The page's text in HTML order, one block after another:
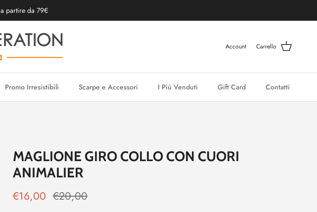
a partire da 79€
Account Carrello
Promo Irresistibili Scarpe e Accessori I Più Venduti Gift Card Contatti
MAGLIONE GIRO COLLO CON CUORI
ANIMALIER
€16,00 €20,00